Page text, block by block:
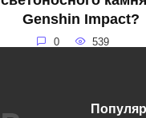
Genshin Impact?
0 539